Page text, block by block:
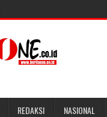
REDAKSI NASIONAL